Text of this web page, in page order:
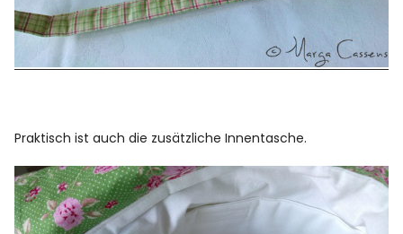
Praktisch ist auch die zusätzliche Innentasche.